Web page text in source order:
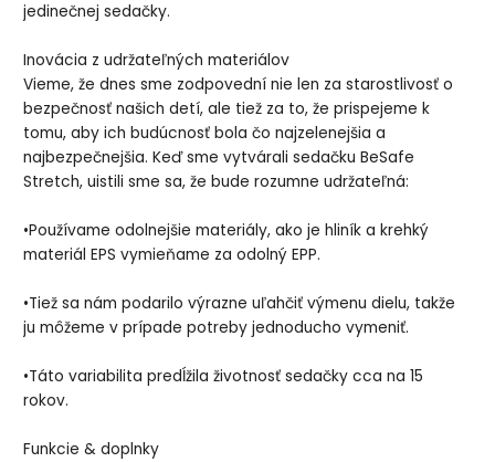
jedinečnej sedačky.
Inovácia z udržateľných materiálov
Vieme, že dnes sme zodpovední nie len za starostlivosť o
bezpečnosť našich detí, ale tiež za to, že prispejeme k
tomu, aby ich budúcnosť bola čo najzelenejšia a
najbezpečnejšia. Keď sme vytvárali sedačku BeSafe
Stretch, uistili sme sa, že bude rozumne udržateľná:
•Používame odolnejšie materiály, ako je hliník a krehký
materiál EPS vymieňame za odolný EPP.
•Tiež sa nám podarilo výrazne uľahčiť výmenu dielu, takže
ju môžeme v prípade potreby jednoducho vymeniť.
•Táto variabilita predĺžila životnosť sedačky cca na 15
rokov.
Funkcie & doplnky